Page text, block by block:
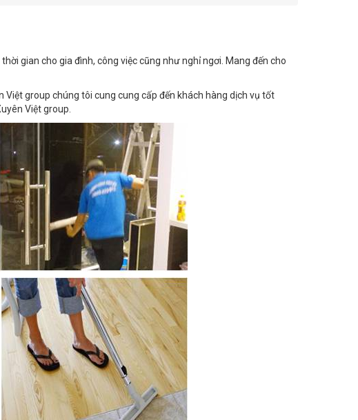
gian cho gia đình, công việc cũng như nghỉ ngơi. Mang đến cho
Việt group chúng tôi cung cung cấp đến khách hàng dịch vụ tốt
Việt group.